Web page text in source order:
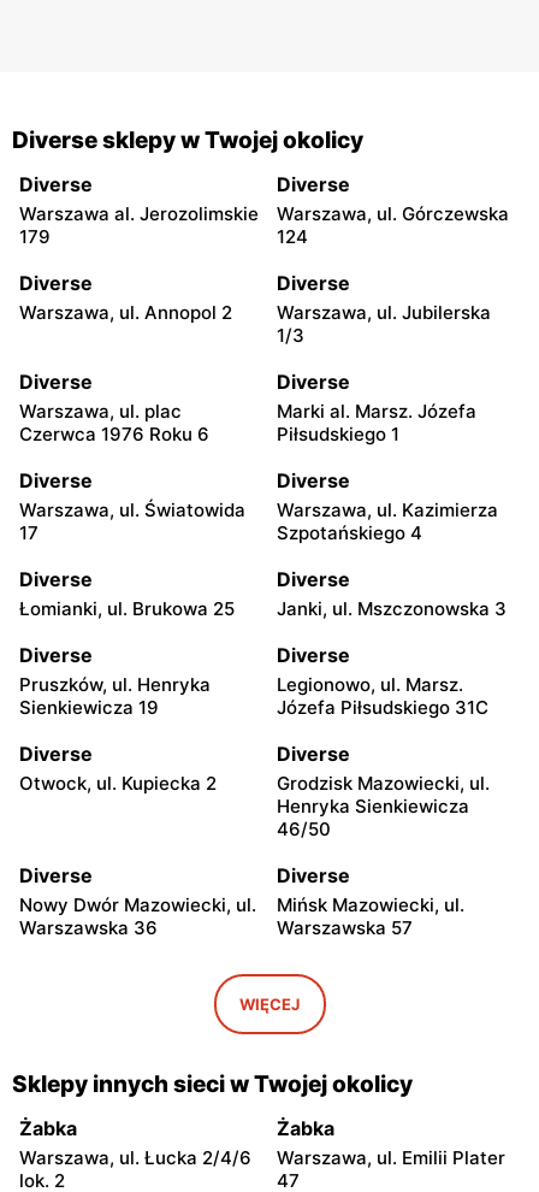
Diverse sklepy w Twojej okolicy
Diverse
Warszawa al. Jerozolimskie
179
Diverse
Warszawa, ul. Górczewska
124
Diverse
Warszawa, ul. Annopol 2
Diverse
Warszawa, ul. Jubilerska
1/3
Diverse
Warszawa, ul. plac
Czerwca 1976 Roku 6
Diverse
Marki al. Marsz. Józefa
Piłsudskiego 1
Diverse
Warszawa, ul. Światowida
17
Diverse
Warszawa, ul. Kazimierza
Szpotańskiego 4
Diverse
Łomianki, ul. Brukowa 25
Diverse
Janki, ul. Mszczonowska 3
Diverse
Pruszków, ul. Henryka
Sienkiewicza 19
Diverse
Legionowo, ul. Marsz.
Józefa Piłsudskiego 31C
Diverse
Otwock, ul. Kupiecka 2
Diverse
Grodzisk Mazowiecki, ul.
Henryka Sienkiewicza
46/50
Diverse
Nowy Dwór Mazowiecki, ul.
Warszawska 36
Diverse
Mińsk Mazowiecki, ul.
Warszawska 57
Grójec, ul. Armii Krajowej
Diverse
Żyrardów, ul. Mały Rynek 7
Diverse
Wyszków, ul. Gen. Józefa
Sowińskiego 66
Diverse
Warka, ul. Senatorska 5B
Diverse Diverse
WIĘCEJ
Sklepy innych sieci w Twojej okolicy
Żabka
Warszawa, ul. Łucka 2/4/6
lok. 2
Żabka
Warszawa, ul. Emilii Plater
47